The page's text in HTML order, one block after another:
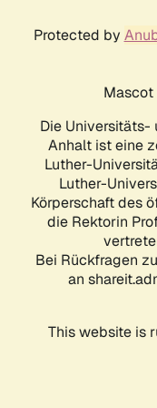
Protected by
Die
Anhalt ist eine
Luther-
Luther-
Körperschaft des
die Rektorin
Bei Rückfragen
an
This website is